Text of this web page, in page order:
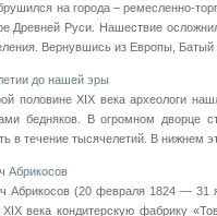
на города – ремесленно-
Древней Руси. Нашествие
Вернувшись из Европы, Батый
до нашей эры
половине XIX века археологи
бедняков. В огромном дворце
в течение тысячелетий. В нижнем
Абрикосов
Абрикосов (20 февраля 1824 — 31
XIX века кондитерскую фабрику